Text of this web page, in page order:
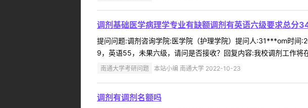
调剂基础医学病理学专业有缺额调剂有英语六级要求总分
提问问题:调剂咨询学院:医学院（护理学院）提问人:31***om时
9，英语55，未果六级，请问是否接收？回复内容:我校调剂工作
南通大学考研问题 本站小编 南通大学 2022-10-23
调剂有调剂名额吗